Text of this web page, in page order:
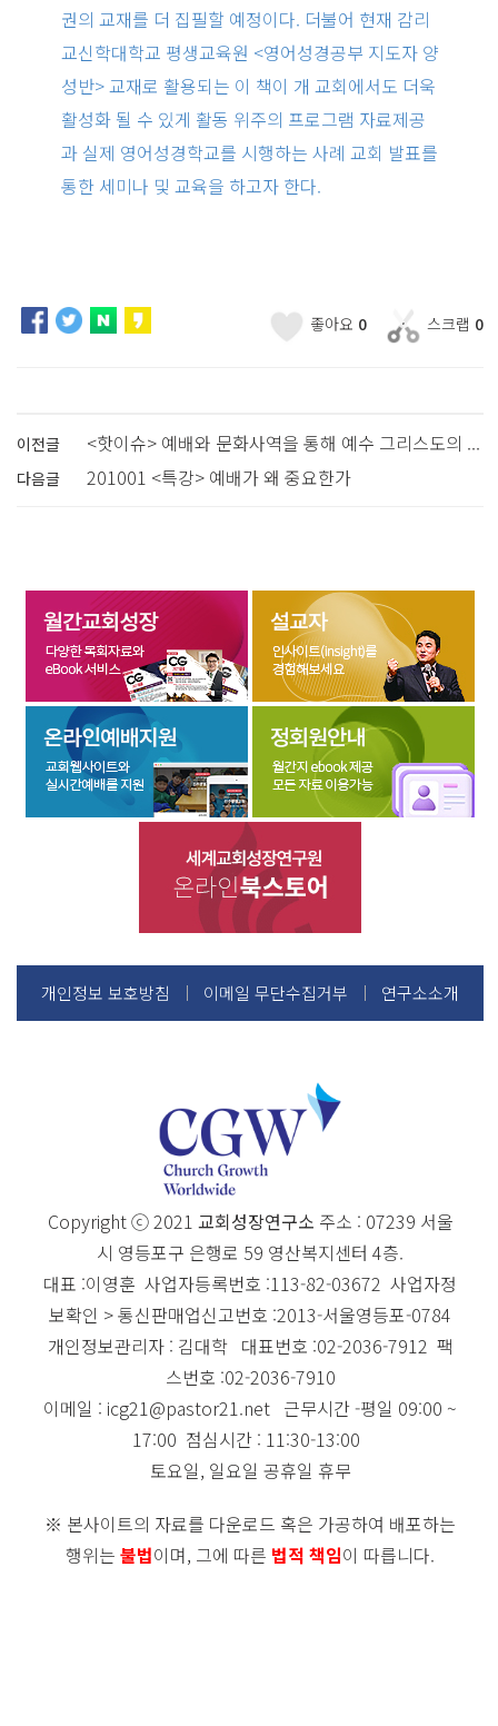
권의 교재를 더 집필할 예정이다. 더불어 현재 감리
교신학대학교 평생교육원 <영어성경공부 지도자 양
성반> 교재로 활용되는 이 책이 개 교회에서도 더욱
활성화 될 수 있게 활동 위주의 프로그램 자료제공
과 실제 영어성경학교를 시행하는 사례 교회 발표를
통한 세미나 및 교육을 하고자 한다.
좋아요 0 스크랩 0
이전글 <핫이슈> 예배와 문화사역을 통해 예수 그리스도의 ...
다음글 201001 <특강> 예배가 왜 중요한가
개인정보 보호방침 이메일 무단수집거부 연구소소개
Copyright ⓒ 2021 교회성장연구소 주소 : 07239 서울
시 영등포구 은행로 59 영산복지센터 4층.
대표 :이영훈 사업자등록번호 :113-82-03672 사업자정
보확인 > 통신판매업신고번호 :2013-서울영등포-0784
개인정보관리자 : 김대학 대표번호 :02-2036-7912 팩
스번호 :02-2036-7910
이메일 : icg21@pastor21.net 근무시간 -평일 09:00 ~
17:00 점심시간 : 11:30-13:00
토요일, 일요일 공휴일 휴무
※ 본사이트의 자료를 다운로드 혹은 가공하여 배포하는
행위는 불법이며, 그에 따른 법적 책임이 따릅니다.